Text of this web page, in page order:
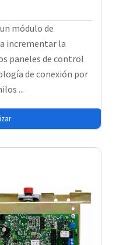
módulo de
incrementar la
paneles de control
de conexión por
...